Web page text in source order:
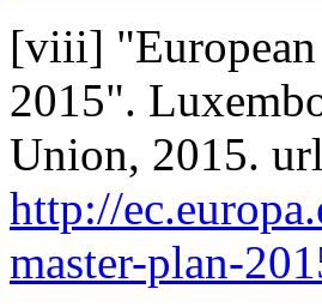
[viii]
2015".
Union, 2015.
http://
master-plan-